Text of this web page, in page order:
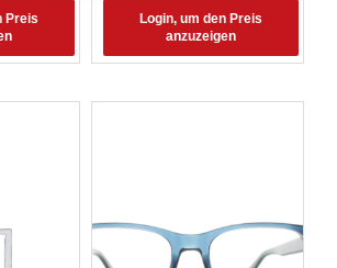
Preis
Login, um den Preis
anzuzeigen